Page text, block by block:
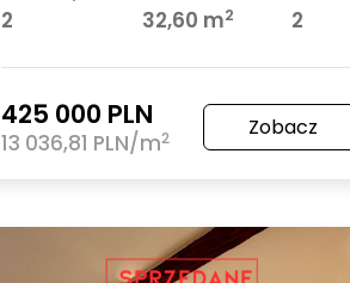
2
32,60 m2
2
425 000 PLN
13 036,81 PLN/m2 Zobacz